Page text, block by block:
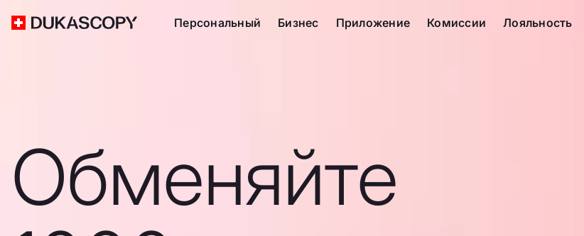
Персональный Бизнес Приложение Комиссии Лояльность
Обменяйте